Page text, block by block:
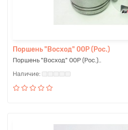
Поршень "Восход" 00Р (Рос.)
Поршень "Восход" 00Р (Рос.)..